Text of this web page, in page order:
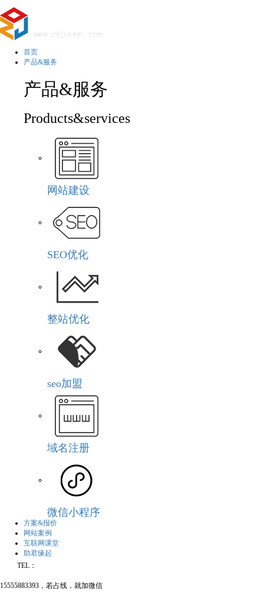
首页
产品&服务
产品&服务
Products&services
网站建设
SEO优化
整站优化
seo加盟
域名注册
微信小程序
方案&报价
网站案例
互联网课堂
助君缘起
TEL：
15555883393，若占线，就加微信